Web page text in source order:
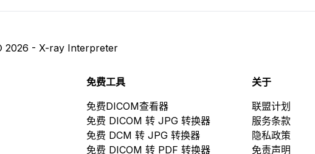
2026 - X-ray Interpreter
免费工具
免费DICOM查看器
免费 DICOM 转 JPG 转换器
免费 DCM 转 JPG 转换器
免费 DICOM 转 PDF 转换器
关于
联盟计划
服务条款
隐私政策
免责声明